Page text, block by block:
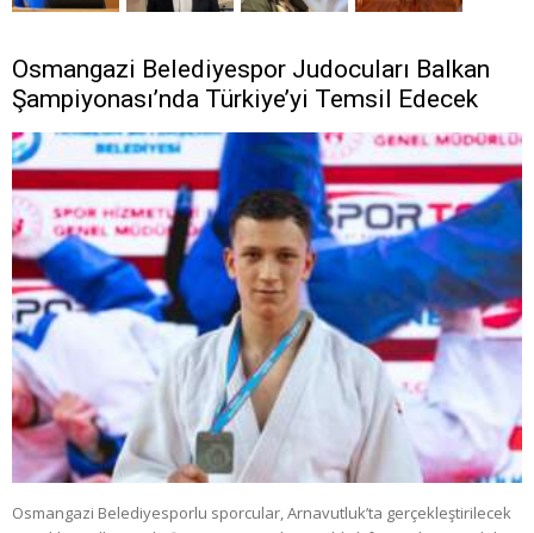
Osmangazi Belediyespor Judocuları Balkan
Şampiyonası’nda Türkiye’yi Temsil Edecek
Osmangazi Belediyesporlu sporcular, Arnavutluk’ta gerçekleştirilecek